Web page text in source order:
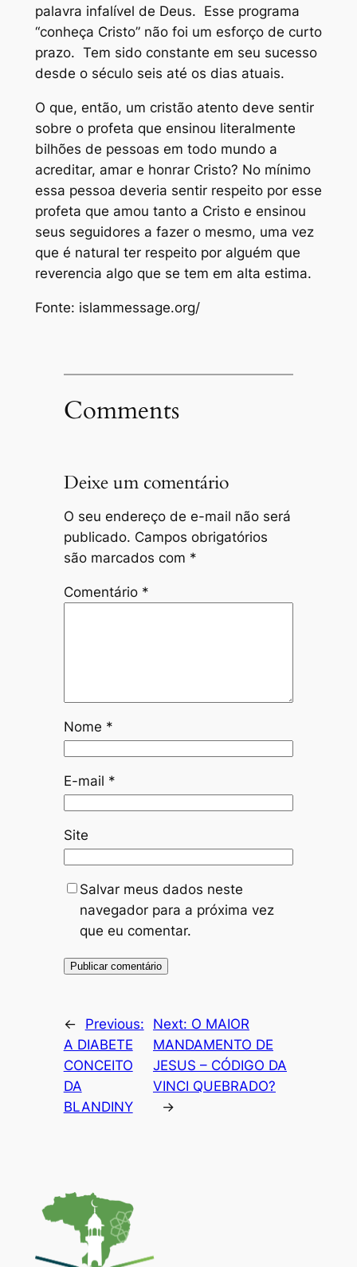
palavra infalível de Deus. Esse programa
“conheça Cristo” não foi um esforço de curto
prazo. Tem sido constante em seu sucesso
desde o século seis até os dias atuais.
O que, então, um cristão atento deve sentir
sobre o profeta que ensinou literalmente
bilhões de pessoas em todo mundo a
acreditar, amar e honrar Cristo? No mínimo
essa pessoa deveria sentir respeito por esse
profeta que amou tanto a Cristo e ensinou
seus seguidores a fazer o mesmo, uma vez
que é natural ter respeito por alguém que
reverencia algo que se tem em alta estima.
Fonte: islammessage.org/
Comments
Deixe um comentário
O seu endereço de e-mail não será
publicado. Campos obrigatórios
são marcados com *
Comentário *
Nome *
E-mail *
Site
Salvar meus dados neste
navegador para a próxima vez
que eu comentar.
←
Previous:
A DIABETE
CONCEITO
DA
BLANDINY
Next: O MAIOR
MANDAMENTO DE
JESUS – CÓDIGO DA
VINCI QUEBRADO?
→